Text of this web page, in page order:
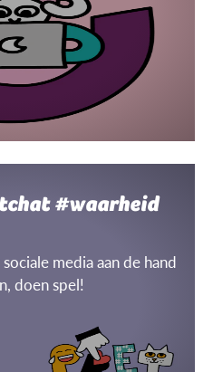
#waarheid
media aan de hand
doen spel!